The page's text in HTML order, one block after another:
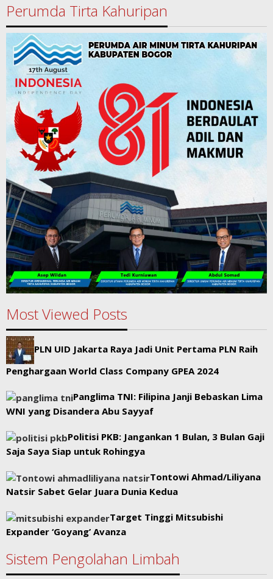
Perumda Tirta Kahuripan
Most Viewed Posts
PLN UID Jakarta Raya Jadi Unit Pertama PLN Raih
Penghargaan World Class Company GPEA 2024
Panglima TNI: Filipina Janji Bebaskan Lima
WNI yang Disandera Abu Sayyaf
Politisi PKB: Jangankan 1 Bulan, 3 Bulan Gaji
Saja Saya Siap untuk Rohingya
Tontowi Ahmad/Liliyana
Natsir Sabet Gelar Juara Dunia Kedua
Target Tinggi Mitsubishi
Expander ‘Goyang’ Avanza
Sistem Pengolahan Limbah